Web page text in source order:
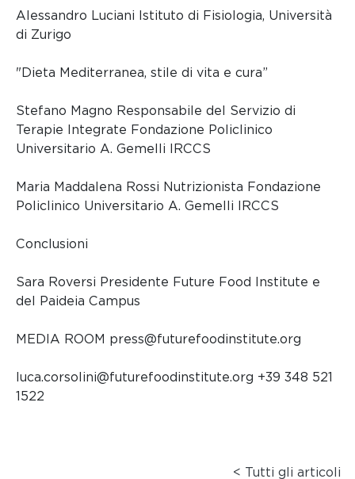
Alessandro Luciani Istituto di Fisiologia, Università
di Zurigo
"Dieta Mediterranea, stile di vita e cura”
Stefano Magno Responsabile del Servizio di
Terapie Integrate Fondazione Policlinico
Universitario A. Gemelli IRCCS
Maria Maddalena Rossi Nutrizionista Fondazione
Policlinico Universitario A. Gemelli IRCCS
Conclusioni
Sara Roversi Presidente Future Food Institute e
del Paideia Campus
MEDIA ROOM press@futurefoodinstitute.org
luca.corsolini@futurefoodinstitute.org +39 348 521
1522
< Tutti gli articoli